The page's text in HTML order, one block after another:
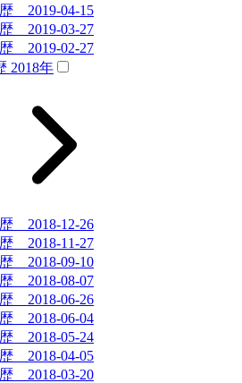
2019-04-15
2019-03-27
2019-02-27
2018年
2018-12-26
2018-11-27
2018-09-10
2018-08-07
2018-06-26
2018-06-04
2018-05-24
2018-04-05
2018-03-20